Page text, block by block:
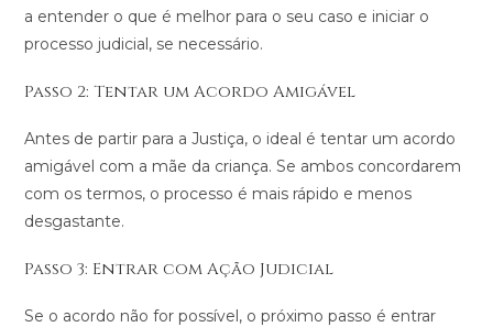
a entender o que é melhor para o seu caso e iniciar o
processo judicial, se necessário​.
Passo 2: Tentar um Acordo Amigável
Antes de partir para a Justiça, o ideal é tentar um acordo
amigável com a mãe da criança. Se ambos concordarem
com os termos, o processo é mais rápido e menos
desgastante.
Passo 3: Entrar com Ação Judicial
Se o acordo não for possível, o próximo passo é entrar